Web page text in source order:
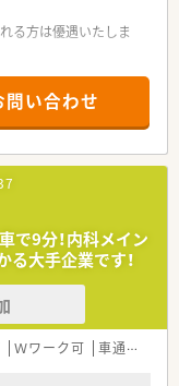
る方は優遇いたしま
あります
問い合わせ
で9分！内科メイン
大手企業です！
Ｗワーク可 車通勤可